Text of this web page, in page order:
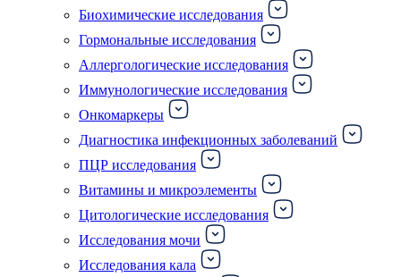
Биохимические исследования
Гормональные исследования
Аллергологические исследования
Иммунологические исследования
Онкомаркеры
Диагностика инфекционных заболеваний
ПЦР исследования
Витамины и микроэлементы
Цитологические исследования
Исследования мочи
Исследования кала